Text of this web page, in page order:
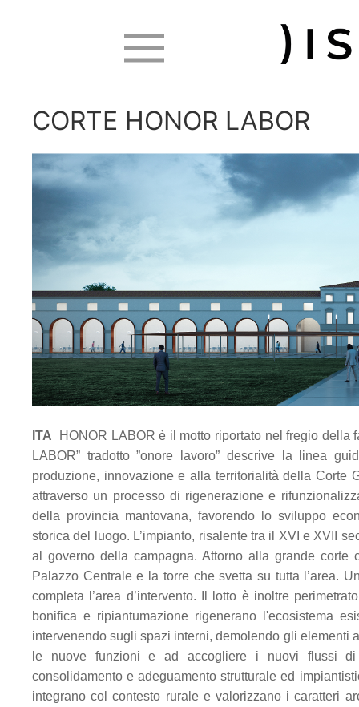
CORTE HONOR LABOR
ITA HONOR LABOR è il motto riportato nel fregio della
LABOR” tradotto ”onore lavoro” descrive la linea
produzione, innovazione e alla territorialità della Corte
attraverso un processo di rigenerazione e
della provincia mantovana, favorendo lo sviluppo
storica del luogo. L’impianto, risalente tra il XVI e XVII
al governo della campagna. Attorno alla grande
Palazzo Centrale e la torre che svetta su tutta l’area.
completa l’area d’intervento. Il lotto è inoltre
bonifica e ripiantumazione rigenerano l'ecosistema
intervenendo sugli spazi interni, demolendo gli elementi
le nuove funzioni e ad accogliere i nuovi flussi di
consolidamento e adeguamento strutturale ed
integrano col contesto rurale e valorizzano i caratteri